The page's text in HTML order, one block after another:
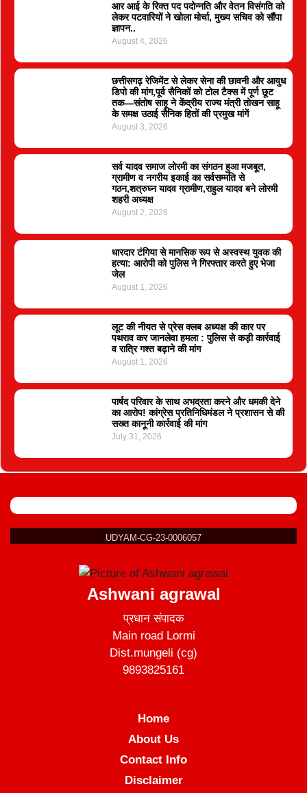
आर आई के रिक्त पद पदोन्नति और वेतन विसंगति को
लेकर पटवारियों ने खोला मोर्चा, मुख्य सचिव को सौंपा
ज्ञापन..
August 4, 2026
छत्तीसगढ़ रेजिमेंट से लेकर सेना की छावनी और आयुध
डिपो की मांग,पूर्व सैनिकों को टोल टैक्स में पूर्ण छूट
तक—संतोष साहू ने केंद्रीय राज्य मंत्री तोखन साहू
के समक्ष उठाई सैनिक हितों की प्रमुख मांगें
August 3, 2026
सर्व यादव समाज लोरमी का संगठन हुआ मजबूत,
ग्रामीण व नगरीय इकाई का सर्वसम्मति से
गठन,शत्रुघ्न यादव ग्रामीण,राहुल यादव बने लोरमी
शहरी अध्यक्ष
August 2, 2026
धारदार टंगिया से मानसिक रूप से अस्वस्थ युवक की
हत्या: आरोपी को पुलिस ने गिरफ्तार करते हुए भेजा
जेल
August 1, 2026
लूट की नीयत से प्रेस क्लब अध्यक्ष की कार पर
पथराव कर जानलेवा हमला : पुलिस से कड़ी कार्रवाई
व रात्रि गश्त बढ़ाने की मांग
August 1, 2026
पार्षद परिवार के साथ अभद्रता करने और धमकी देने
का आरोप! कांग्रेस प्रतिनिधिमंडल ने प्रशासन से की
सख्त कानूनी कार्रवाई की मांग
July 31, 2026
UDYAM-CG-23-0006057
Ashwani agrawal
प्रधान संपादक
Main road Lormi
Dist.mungeli (cg)
9893825161
Home
About Us
Contact Info
Disclaimer